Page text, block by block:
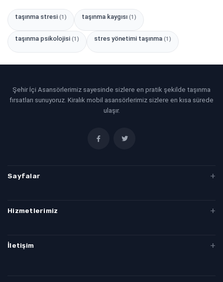
taşınma stresi (1) taşınma kaygısı (1)
taşınma psikolojisi (1) stres yönetimi taşınma (1)
Şehir İçi Asansörlerimiz sayesinde sizlere en pratik şekilde taşınma
fırsatları sunuyoruz. Kiralık mobil asansörlerimiz sizlere en kısa sürede
ulaşır.
Sayfalar
Hizmetlerimiz
İletişim